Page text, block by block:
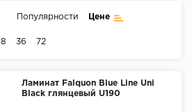
Популярности Цене
36 72
Ламинат Falquon Blue Line Uni
Black глянцевый U190